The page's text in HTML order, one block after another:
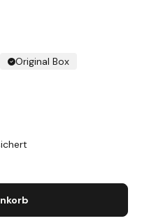
Original Box